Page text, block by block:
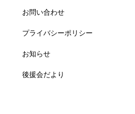
お問い合わせ
プライバシーポリシー
お知らせ
後援会だより